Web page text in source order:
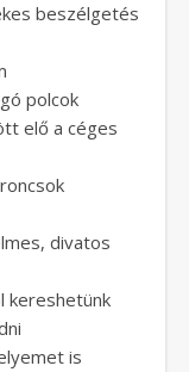
beszélgetés
polcok
elő a céges
divatos
kereshetünk
is